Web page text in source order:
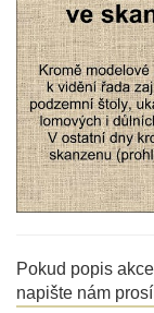
Pokud popis
napište nám